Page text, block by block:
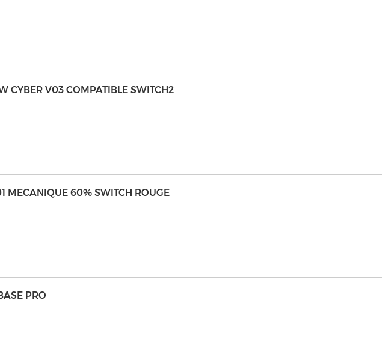
CYBER V03 COMPATIBLE SWITCH2
MECANIQUE 60% SWITCH ROUGE
PRO